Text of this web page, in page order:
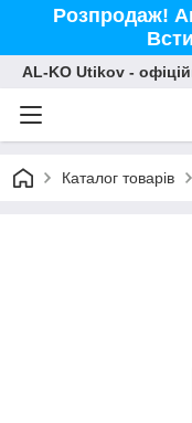
Розпродаж!
AL-KO Utikov -
Каталог товарів